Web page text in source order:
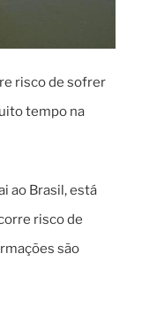
risco de sofrer
tempo na
ao Brasil, está
risco de
são